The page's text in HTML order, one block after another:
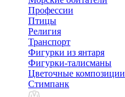
Профессии
Птицы
Религия
Транспорт
Фигурки из янтаря
Фигурки-талисманы
Цветочные композиции
Стимпанк